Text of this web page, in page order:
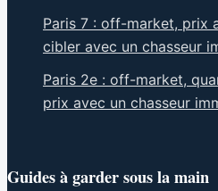
Paris 7 : off-market, prix
cibler avec un chasseur
Paris 2e : off-market,
prix avec un chasseur
Guides à garder sous la main